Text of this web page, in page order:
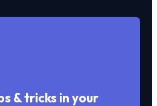
& tricks in your